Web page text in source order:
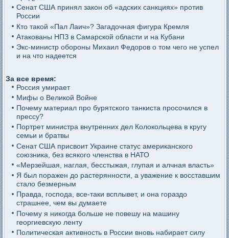
Сенат США принял закон об «адских санкциях» против
России
Кто такой «Пал Лаич»? Загадочная фигура Кремля
Атакованы НПЗ в Самарской области и на Кубани
Экс-министр обороны Михаил Федоров о том чего не успел
и на что надеется
За все время:
Россия умирает
Мифы о Великой Войне
Почему материал про бурятского танкиста просочился в
прессу?
Портрет министра внутренних дел Колокольцева в кругу
семьи и братвы
Сенат США присвоит Украине статус американского
союзника, без всякого членства в НАТО
«Мерзейшая, наглая, бесстыжая, глупая и алчная власть»
Я был поражен до растерянности, а уважение к восставшим
стало безмерным
Правда, господа, все-таки всплывет, и она гораздо
страшнее, чем вы думаете
Почему я никогда больше не повешу на машину
георгиевскую ленту
Политическая активность в России вновь набирает силу